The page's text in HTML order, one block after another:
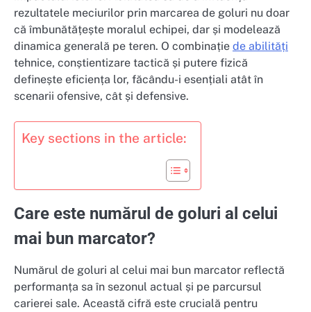
rezultatele meciurilor prin marcarea de goluri nu doar
că îmbunătățește moralul echipei, dar și modelează
dinamica generală pe teren. O combinație de abilități
tehnice, conștientizare tactică și putere fizică
definește eficiența lor, făcându-i esențiali atât în
scenarii ofensive, cât și defensive.
Key sections in the article:
Care este numărul de goluri al celui
mai bun marcator?
Numărul de goluri al celui mai bun marcator reflectă
performanța sa în sezonul actual și pe parcursul
carierei sale. Această cifră este crucială pentru